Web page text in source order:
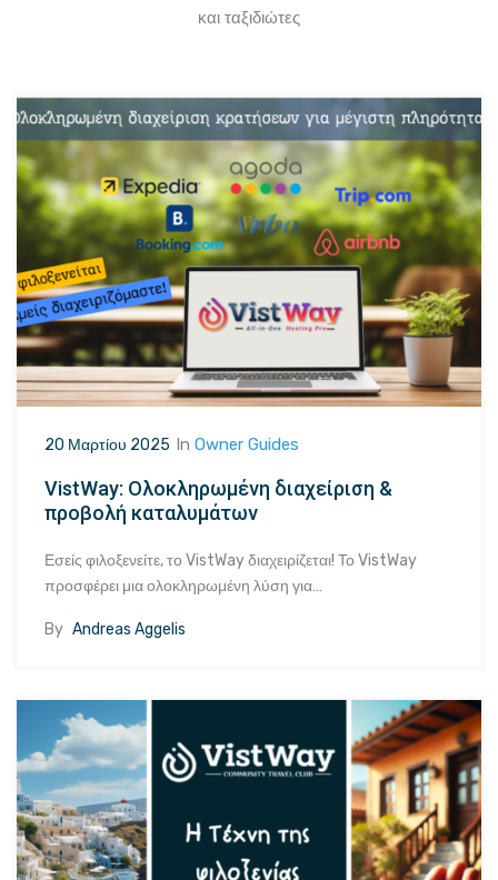
και ταξιδιώτες
20 Μαρτίου 2025 In Owner Guides
VistWay: Ολοκληρωμένη διαχείριση &
προβολή καταλυμάτων
Εσείς φιλοξενείτε, το VistWay διαχειρίζεται! Το VistWay
προσφέρει μια ολοκληρωμένη λύση για…
By Andreas Aggelis